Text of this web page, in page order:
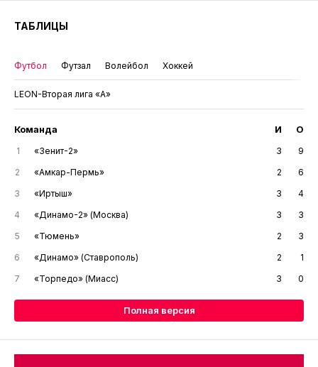
ТАБЛИЦЫ
Футбол Футзал Волейбол Хоккей
LEON-Вторая лига «А»
Команда И О
1 «Зенит-2» 3
9
2
«Амкар-Пермь» 2
6
3
«Иртыш» 3
4
4
«Динамо-2» (Москва) 3
3
5
«Тюмень» 2
3
6
«Динамо» (Ставрополь) 2
1
7
«Торпедо» (Миасс) 3 0
Полная версия